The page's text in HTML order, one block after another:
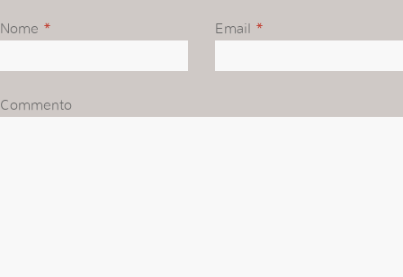
Nome * Email *
Commento